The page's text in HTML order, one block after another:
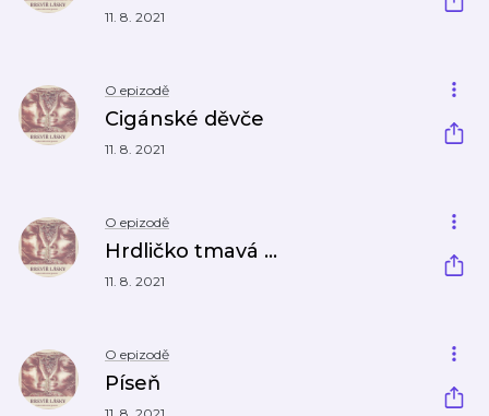
11. 8. 2021
O epizodě
Cigánské děvče
11. 8. 2021
O epizodě
Hrdličko tmavá ...
11. 8. 2021
O epizodě
Píseň